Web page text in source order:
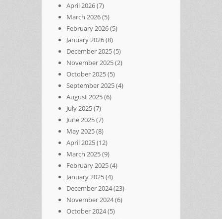
April 2026(7)
March 2026(5)
February 2026(5)
January 2026(8)
December 2025(5)
November 2025(2)
October 2025(5)
September 2025(4)
August 2025(6)
July 2025(7)
June 2025(7)
May 2025(8)
April 2025(12)
March 2025(9)
February 2025(4)
January 2025(4)
December 2024(23)
November 2024(6)
October 2024(5)